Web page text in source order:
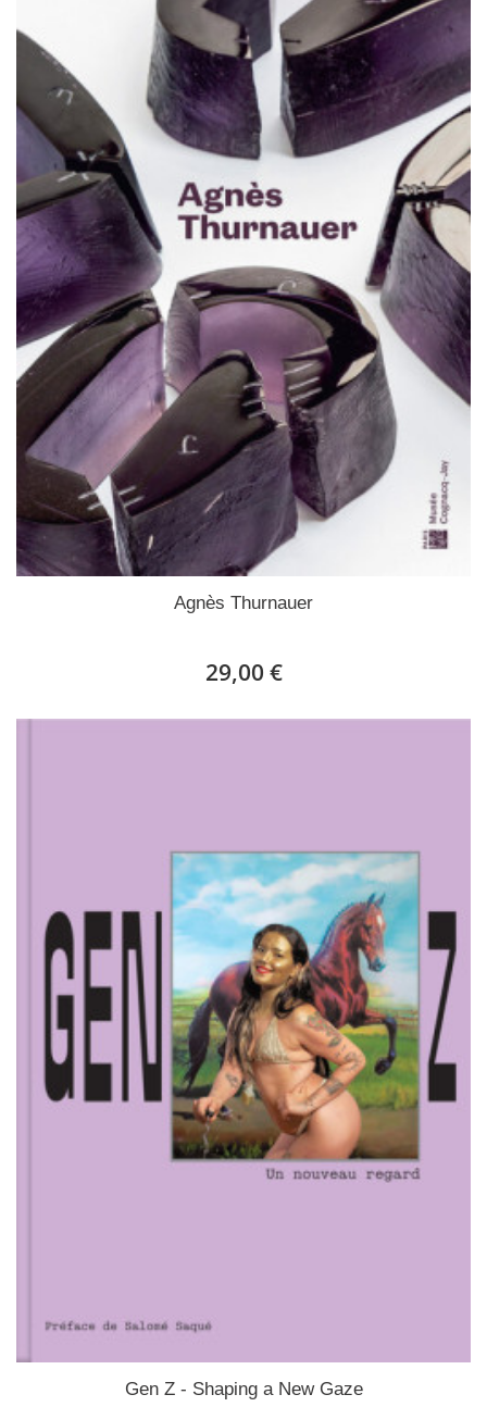
Agnès Thurnauer
29,00 €
Gen Z - Shaping a New Gaze